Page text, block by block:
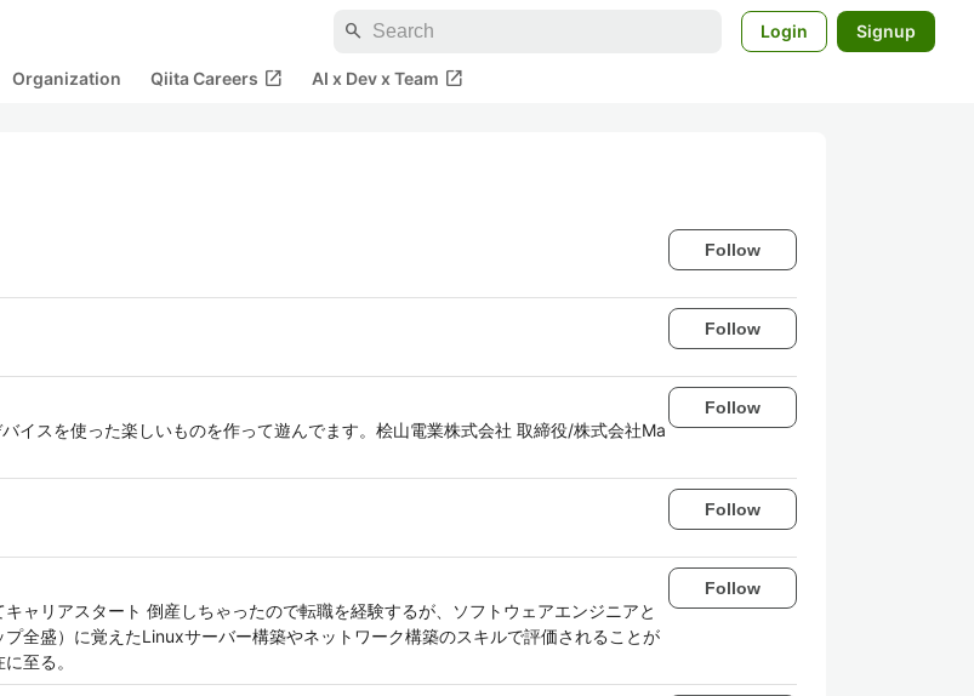
search Login Signup
Organization Qiita Careers open_in_new AI x Dev x Team open_in_new
Follow
Follow
イスを使った楽しいものを作って遊んでます。桧山電業株式会社 取締役/株式会社Ma
Follow
Follow
ャリアスタート 倒産しちゃったので転職を経験するが、ソフトウェアエンジニアと
全盛）に覚えたLinuxサーバー構築やネットワーク構築のスキルで評価されることが
至る。
Follow